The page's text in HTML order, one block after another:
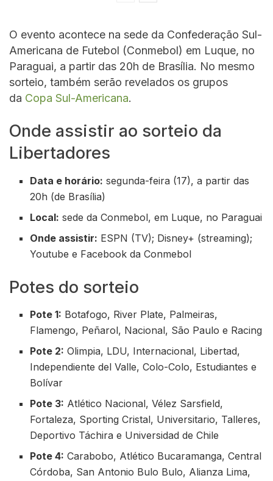
O evento acontece na sede da Confederação Sul-
Americana de Futebol (Conmebol) em Luque, no
Paraguai, a partir das 20h de Brasília. No mesmo
sorteio, também serão revelados os grupos
da Copa Sul-Americana.
Onde assistir ao sorteio da
Libertadores
Data e horário: segunda-feira (17), a partir das
20h (de Brasília)
Local: sede da Conmebol, em Luque, no Paraguai
Onde assistir: ESPN (TV); Disney+ (streaming);
Youtube e Facebook da Conmebol
Potes do sorteio
Pote 1: Botafogo, River Plate, Palmeiras,
Flamengo, Peñarol, Nacional, São Paulo e Racing
Pote 2: Olimpia, LDU, Internacional, Libertad,
Independiente del Valle, Colo-Colo, Estudiantes e
Bolívar
Pote 3: Atlético Nacional, Vélez Sarsfield,
Fortaleza, Sporting Cristal, Universitario, Talleres,
Deportivo Táchira e Universidad de Chile
Pote 4: Carabobo, Atlético Bucaramanga, Central
Córdoba, San Antonio Bulo Bulo, Alianza Lima,